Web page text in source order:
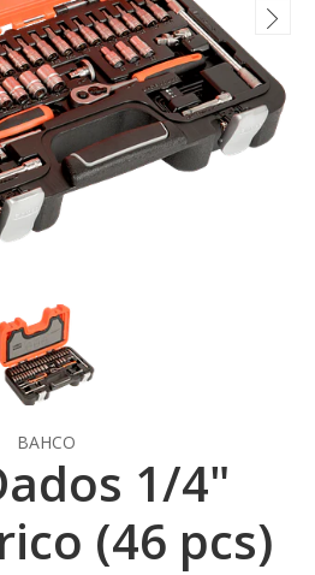
BAHCO
1/4"
(46 pcs)